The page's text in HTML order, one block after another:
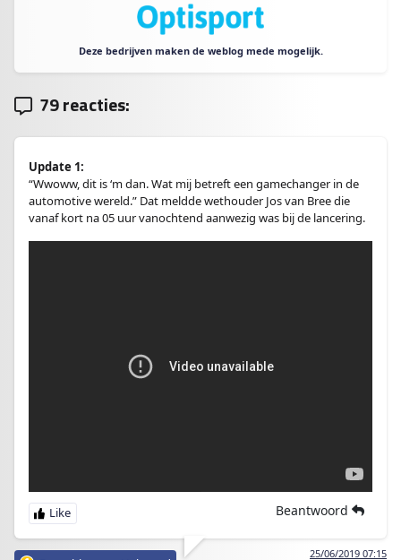
Deze bedrijven maken de weblog mede mogelijk.
79 reacties:
Update 1:
“Wwoww, dit is ‘m dan. Wat mij betreft een gamechanger in de
automotive wereld.” Dat meldde wethouder Jos van Bree die
vanaf kort na 05 uur vanochtend aanwezig was bij de lancering.
Beantwoord
25/06/2019 07:15